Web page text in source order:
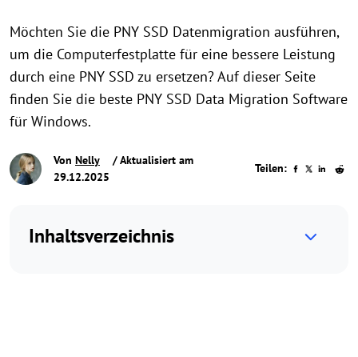
Möchten Sie die PNY SSD Datenmigration ausführen,
um die Computerfestplatte für eine bessere Leistung
durch eine PNY SSD zu ersetzen? Auf dieser Seite
finden Sie die beste PNY SSD Data Migration Software
für Windows.
Von Nelly
/ Aktualisiert am
29.12.2025
Teilen:
Inhaltsverzeichnis